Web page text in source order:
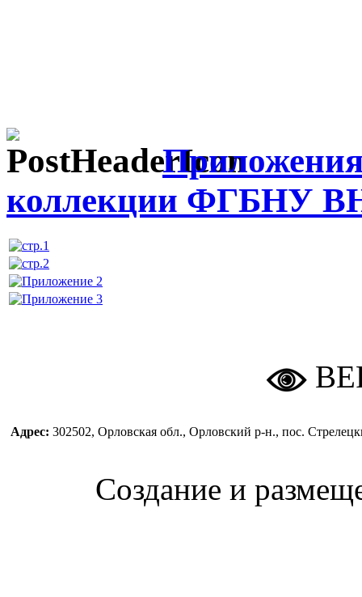
коллекции ФГБНУ
Адрес: 302502, Орловская обл., Орловский р-н., пос.
Создание и